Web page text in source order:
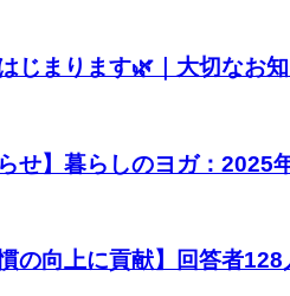
じまります🌿｜大切なお
せ】暮らしのヨガ：2025
の向上に貢献】回答者